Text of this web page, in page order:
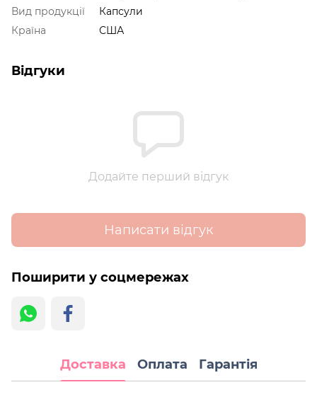
Вид продукції
Капсули
Країна
США
Відгуки
Додайте перший відгук
Написати відгук
Поширити у соцмережах
Доставка Оплата Гарантія